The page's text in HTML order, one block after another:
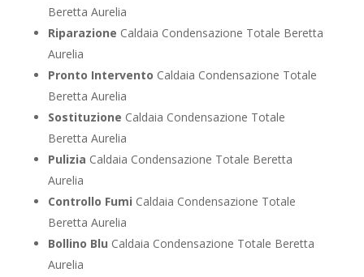
Beretta Aurelia
Riparazione Caldaia Condensazione Totale Beretta
Aurelia
Pronto Intervento Caldaia Condensazione Totale
Beretta Aurelia
Sostituzione Caldaia Condensazione Totale
Beretta Aurelia
Pulizia Caldaia Condensazione Totale Beretta
Aurelia
Controllo Fumi Caldaia Condensazione Totale
Beretta Aurelia
Bollino Blu Caldaia Condensazione Totale Beretta
Aurelia